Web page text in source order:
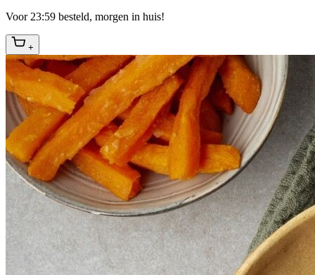
Voor 23:59 besteld, morgen in huis!
+